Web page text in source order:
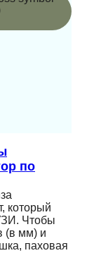
по
который
Чтобы
(в мм) и
паховая